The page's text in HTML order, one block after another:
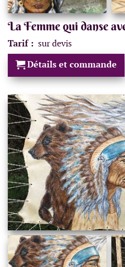
La Femme qui danse
Tarif : sur devis
Détails et commande